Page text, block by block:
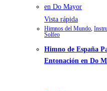
Vista rápida
Himnos del Mundo
Solfeo
Himno de España
Entonación en Do